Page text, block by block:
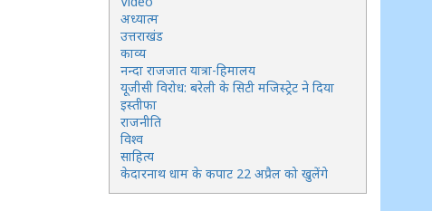
अध्यात्म
उत्तराखंड
काव्य
नन्दा राजजात यात्रा-हिमालय
यूजीसी विरोध: बरेली के सिटी मजिस्ट्रेट ने दिया
इस्तीफा
राजनीति
विश्व
साहित्य
केदारनाथ धाम के कपाट 22 अप्रैल को खुलेंगे